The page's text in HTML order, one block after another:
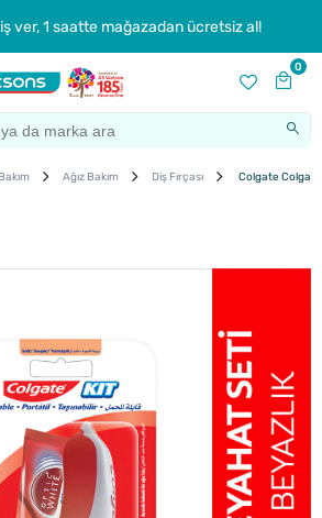
ver, 1 saatte mağazadan ücretsiz al!
0
Ağız Bakım Diş Fırçası Colgate